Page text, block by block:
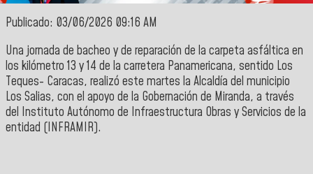
Publicado: 03/06/2026 09:16 AM
Una jornada de bacheo y de reparación de la carpeta asfáltica en
los kilómetro 13 y 14 de la carretera Panamericana, sentido Los
Teques- Caracas, realizó este martes la Alcaldía del municipio
Los Salias, con el apoyo de la Gobernación de Miranda, a través
del Instituto Autónomo de Infraestructura Obras y Servicios de la
entidad (INFRAMIR).